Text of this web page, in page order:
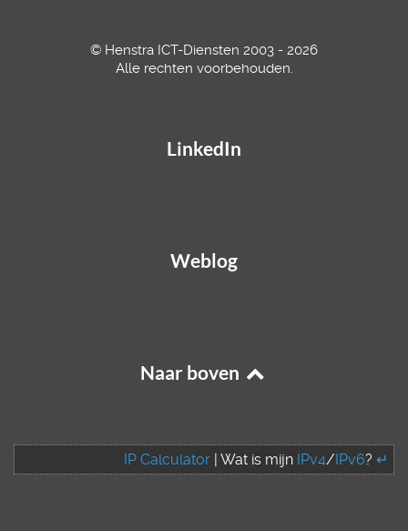
© Henstra ICT-Diensten 2003 - 2026
Alle rechten voorbehouden.
LinkedIn
Weblog
Naar boven
IP Calculator | Wat is mijn IPv4/IPv6? ↵